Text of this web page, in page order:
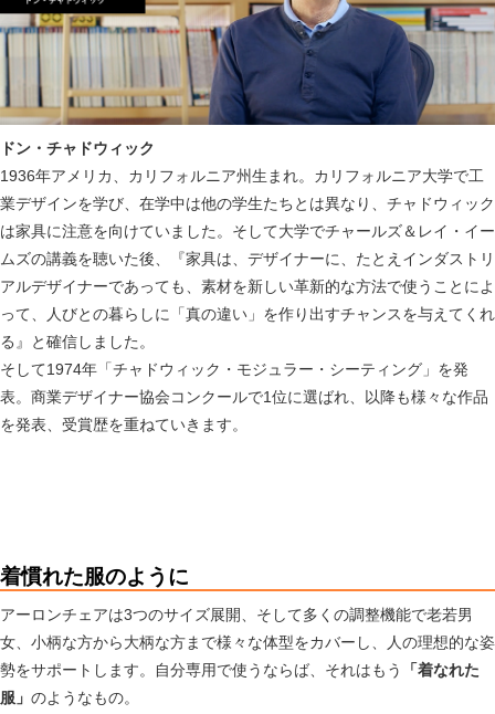
ドン・チャドウィック
1936年アメリカ、カリフォルニア州生まれ。カリフォルニア大学で工
業デザインを学び、在学中は他の学生たちとは異なり、チャドウィック
は家具に注意を向けていました。そして大学でチャールズ＆レイ・イー
ムズの講義を聴いた後、『家具は、デザイナーに、たとえインダストリ
アルデザイナーであっても、素材を新しい革新的な方法で使うことによ
って、人びとの暮らしに「真の違い」を作り出すチャンスを与えてくれ
る』と確信しました。
そして1974年「チャドウィック・モジュラー・シーティング」を発
表。商業デザイナー協会コンクールで1位に選ばれ、以降も様々な作品
を発表、受賞歴を重ねていきます。
着慣れた服のように
アーロンチェアは3つのサイズ展開、そして多くの調整機能で老若男
女、小柄な方から大柄な方まで様々な体型をカバーし、人の理想的な姿
勢をサポートします。自分専用で使うならば、それはもう
「着なれた
服」 のようなもの。